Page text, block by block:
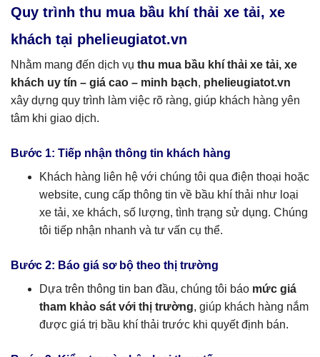
Quy trình thu mua bầu khí thải xe tải, xe
khách tại phelieugiatot.vn
Nhằm mang đến dịch vụ thu mua bầu khí thải xe tải, xe
khách uy tín – giá cao – minh bạch, phelieugiatot.vn
xây dựng quy trình làm việc rõ ràng, giúp khách hàng yên
tâm khi giao dịch.
Bước 1: Tiếp nhận thông tin khách hàng
Khách hàng liên hệ với chúng tôi qua điện thoại hoặc
website, cung cấp thông tin về bầu khí thải như loại
xe tải, xe khách, số lượng, tình trạng sử dụng. Chúng
tôi tiếp nhận nhanh và tư vấn cụ thể.
Bước 2: Báo giá sơ bộ theo thị trường
Dựa trên thông tin ban đầu, chúng tôi báo mức giá
tham khảo sát với thị trường, giúp khách hàng nắm
được giá trị bầu khí thải trước khi quyết định bán.